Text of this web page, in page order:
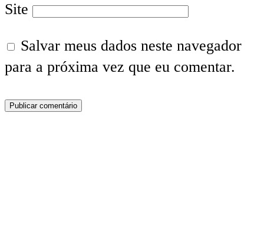
Site
Salvar meus dados neste navegador
para a próxima vez que eu comentar.